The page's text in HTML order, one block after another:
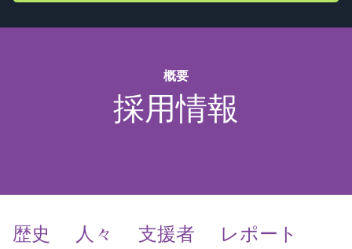
概要
採用情報
歴史 人々 支援者 レポート